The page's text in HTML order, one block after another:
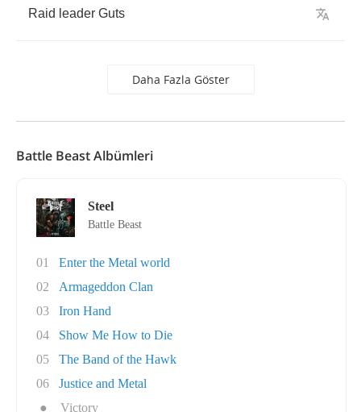
Raid leader Guts
Daha Fazla Göster
Battle Beast Albümleri
Steel
Battle Beast
01
Enter the Metal world
02
Armageddon Clan
03
Iron Hand
04
Show Me How to Die
05
The Band of the Hawk
06
Justice and Metal
●
Victory